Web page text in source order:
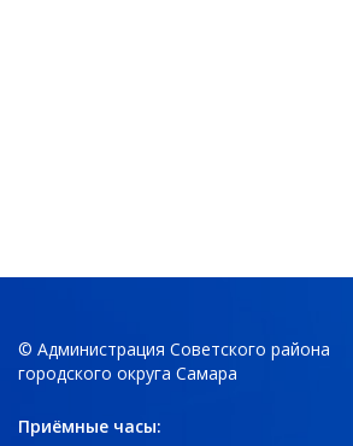
© Администрация Советского района
городского округа Самара
Приёмные часы: